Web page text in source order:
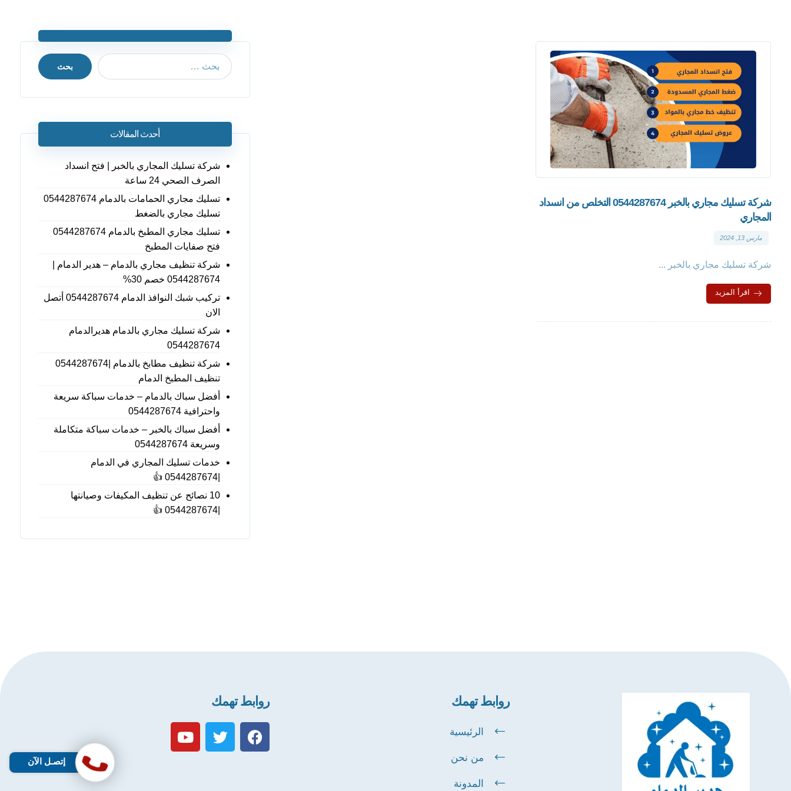
شركة تسليك مجاري بالخبر 0544287674 التخلص من انسداد
المجاري
مارس 13, 2024
شركة تسليك مجاري بالخبر ...
اقرأ المزيد
بحث
أحدث المقالات
شركة تسليك المجاري بالخبر | فتح انسداد
الصرف الصحي 24 ساعة
تسليك مجاري الحمامات بالدمام 0544287674
تسليك مجاري بالضغط
تسليك مجاري المطبخ بالدمام 0544287674
فتح صفايات المطبخ
شركة تنظيف مجاري بالدمام – هدير الدمام |
0544287674 خصم 30%
تركيب شبك النوافذ الدمام 0544287674 أتصل
الان
شركة تسليك مجاري بالدمام هديرالدمام
0544287674
شركة تنظيف مطابخ بالدمام |0544287674
تنظيف المطبخ الدمام
أفضل سباك بالدمام – خدمات سباكة سريعة
واحترافية 0544287674
أفضل سباك بالخبر – خدمات سباكة متكاملة
وسريعة 0544287674
خدمات تسليك المجاري في الدمام
10 نصائح عن تنظيف المكيفات وصيانتها
روابط تهمك
الرئيسية
من نحن
المدونة
روابط تهمك
إتصـل الآن